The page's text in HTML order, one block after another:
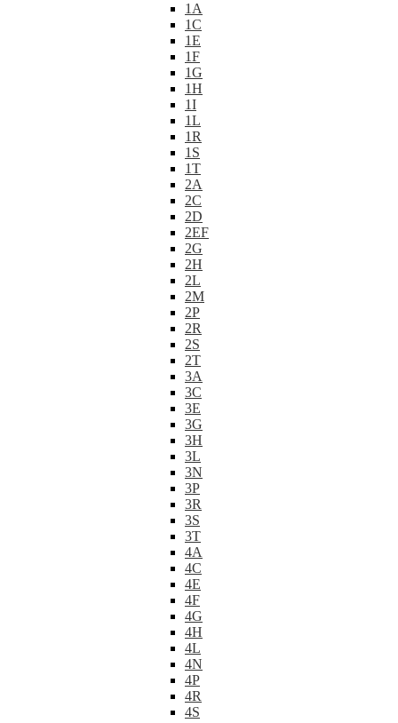
1A
1C
1E
1F
1G
1H
1I
1L
1R
1S
1T
2A
2C
2D
2EF
2G
2H
2L
2M
2P
2R
2S
2T
3A
3C
3E
3G
3H
3L
3N
3P
3R
3S
3T
4A
4C
4E
4F
4G
4H
4L
4N
4P
4R
4S